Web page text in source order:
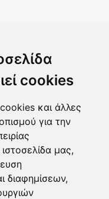
cookies
και άλλες
για την
μας,
διαφημίσεων,